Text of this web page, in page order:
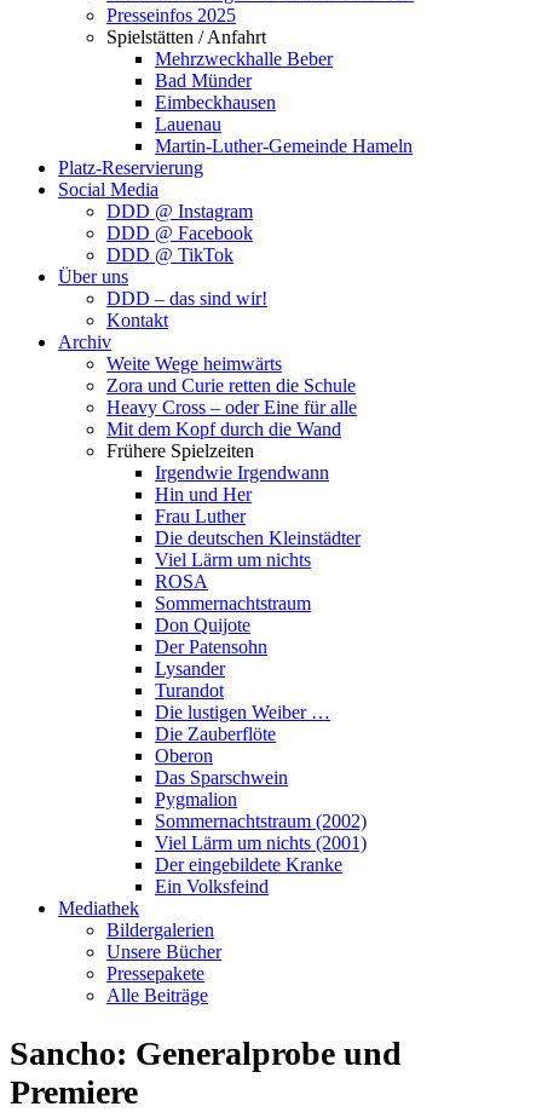
Presseinfos 2025
Spielstätten / Anfahrt
Mehrzweckhalle Beber
Bad Münder
Eimbeckhausen
Lauenau
Martin-Luther-Gemeinde Hameln
Platz-Reservierung
Social Media
DDD @ Instagram
DDD @ Facebook
DDD @ TikTok
Über uns
DDD – das sind wir!
Kontakt
Archiv
Weite Wege heimwärts
Zora und Curie retten die Schule
Heavy Cross – oder Eine für alle
Mit dem Kopf durch die Wand
Frühere Spielzeiten
Irgendwie Irgendwann
Hin und Her
Frau Luther
Die deutschen Kleinstädter
Viel Lärm um nichts
ROSA
Sommernachtstraum
Don Quijote
Der Patensohn
Lysander
Turandot
Die lustigen Weiber …
Die Zauberflöte
Oberon
Das Sparschwein
Pygmalion
Sommernachtstraum (2002)
Viel Lärm um nichts (2001)
Der eingebildete Kranke
Ein Volksfeind
Mediathek
Bildergalerien
Unsere Bücher
Pressepakete
Alle Beiträge
Sancho: Generalprobe und
Premiere